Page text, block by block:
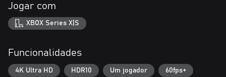
Hordas de zumbis ocuparão a tela inteira com gráficos
inteiramente renovados!
A jogabilidade do original permanece intacta, mas conta com
salvamento automático, controles renovados, interface
Jogar com
XBOX Series X|S
Funcionalidades
4K Ultra HD HDR10 Um jogador 60fps+